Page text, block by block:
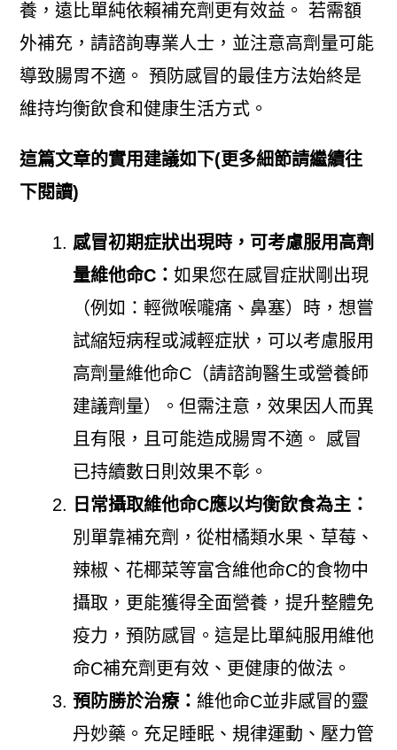
養，遠比單純依賴補充劑更有效益。 若需額
外補充，請諮詢專業人士，並注意高劑量可能
導致腸胃不適。 預防感冒的最佳方法始終是
維持均衡飲食和健康生活方式。
這篇文章的實用建議如下(更多細節請繼續往
下閱讀)
感冒初期症狀出現時，可考慮服用高劑
量維他命C： 如果您在感冒症狀剛出現
（例如：輕微喉嚨痛、鼻塞）時，想嘗
試縮短病程或減輕症狀，可以考慮服用
高劑量維他命C（請諮詢醫生或營養師
建議劑量）。但需注意，效果因人而異
且有限，且可能造成腸胃不適。 感冒
已持續數日則效果不彰。
日常攝取維他命C應以均衡飲食為主：
別單靠補充劑，從柑橘類水果、草莓、
辣椒、花椰菜等富含維他命C的食物中
攝取，更能獲得全面營養，提升整體免
疫力，預防感冒。這是比單純服用維他
命C補充劑更有效、更健康的做法。
預防勝於治療： 維他命C並非感冒的靈
丹妙藥。充足睡眠、規律運動、壓力管